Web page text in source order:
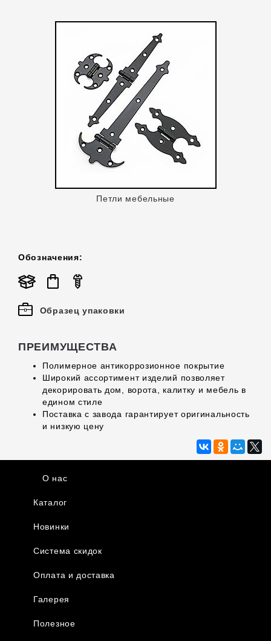
Петли мебельные
Обозначения:
Образец упаковки
ПРЕИМУЩЕСТВА
Полимерное антикоррозионное покрытие
Широкий ассортимент изделий позволяет
декорировать дом, ворота, калитку и мебель в
едином стиле
Поставка с завода гарантирует оригинальность
и низкую цену
О нас
Каталог
Новинки
Система скидок
Оплата и доставка
Галерея
Полезное